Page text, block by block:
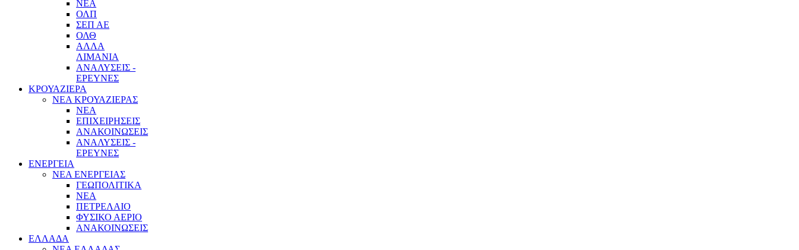
ΝΕΑ
ΟΛΠ
ΣΕΠ ΑΕ
ΟΛΘ
ΑΛΛΑ
ΛΙΜΑΝΙΑ
ΑΝΑΛΥΣΕΙΣ -
ΕΡΕΥΝΕΣ
ΚΡΟΥΑΖΙΕΡΑ
ΝΕΑ ΚΡΟΥΑΖΙΕΡΑΣ
NEA
ΕΠΙΧΕΙΡΗΣΕΙΣ
ΑΝΑΚΟΙΝΩΣΕΙΣ
ΑΝΑΛΥΣΕΙΣ -
ΕΡΕΥΝΕΣ
ΕΝΕΡΓΕΙΑ
ΝΕΑ ΕΝΕΡΓΕΙΑΣ
ΓΕΩΠΟΛΙΤΙΚΑ
ΝΕΑ
ΠΕΤΡΕΛΑΙΟ
ΦΥΣΙΚΟ ΑΕΡΙΟ
ΑΝΑΚΟΙΝΩΣΕΙΣ
ΕΛΛΑΔΑ